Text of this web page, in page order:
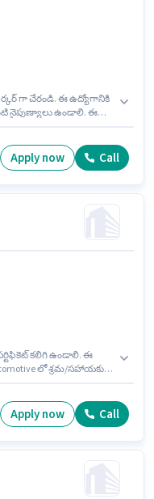
గా చేరండి. ఈ ఉద్యోగానికి
నైపుణ్యాలు ఉండాలి. ఈ
ఈ ఉద్యోగం Full Time
ఉన్నాయి.
Apply now Call
కలిగి ఉండాలి. ఈ
లో శ్రమ/సహాయకుడు
Apply now Call